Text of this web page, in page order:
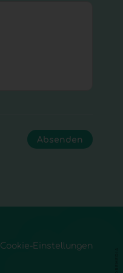
Cookie-Einstellungen